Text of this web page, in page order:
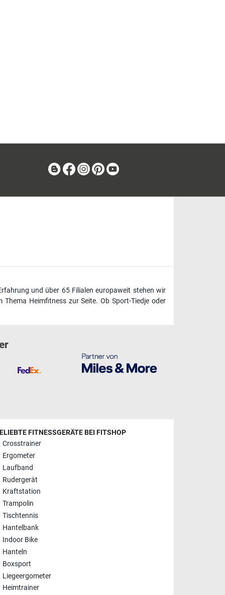
BlogFacebook
Instagram
Pinterest
und über 65 Filialen europaweit stehen wir
Heimfitness zur Seite. Ob Sport-Tiedje oder
FITNESSGERÄTE BEI FITSHOP
Crosstrainer
Ergometer
Laufband
Rudergerät
Kraftstation
Trampolin
Tischtennis
Hantelbank
Indoor Bike
Hanteln
Boxsport
Liegeergometer
Heimtrainer